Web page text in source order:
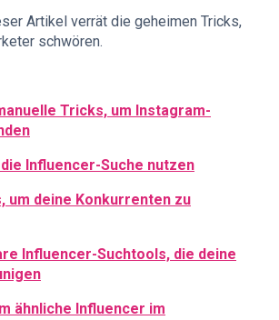
Artikel verrät die geheimen Tricks,
schwören.
Tricks, um Instagram-
Influencer-Suche nutzen
um deine Konkurrenten zu
Influencer-Suchtools, die deine
ähnliche Influencer im